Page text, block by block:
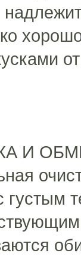
И
густым